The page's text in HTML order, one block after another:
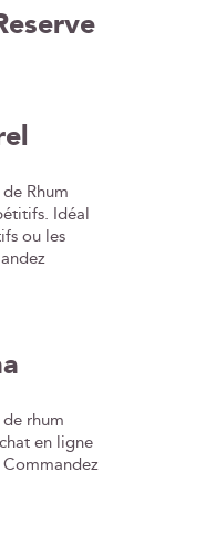
Rhum
Idéal
ou les
rhum
en ligne